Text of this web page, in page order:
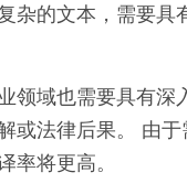
杂的文本，需要
领域也需要具有
或法律后果。 由
率将更高。